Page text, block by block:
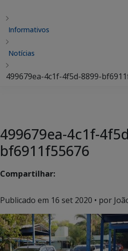
Informativos
Notícias
499679ea-4c1f-4f5d-8899-
499679ea-4c1f-
bf6911f55676
Compartilhar:
Publicado em 16 set 2020 • por